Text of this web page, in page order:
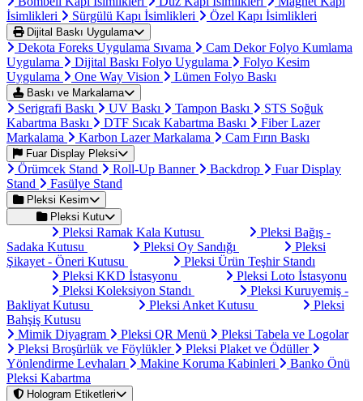
İsimlikleri
Sürgülü Kapı İsimlikleri Özel Kapı İsimlikleri
Dijital Baskı Uygulama
Dekota Foreks Uygulama Sıvama
Cam Dekor Folyo Kumlama
Uygulama
Dijital Baskı Folyo Uygulama
Folyo Kesim
Uygulama
One Way Vision Lümen Folyo Baskı
Baskı ve Markalama
Serigrafi Baskı UV Baskı Tampon Baskı
STS Soğuk
Kabartma Baskı
DTF Sıcak Kabartma Baskı
Fiber Lazer
Markalama
Karbon Lazer Markalama Cam Fırın Baskı
Fuar Display Pleksi
Örümcek Stand Roll-Up Banner Backdrop
Fuar Display
Stand
Fasülye Stand
Pleksi Kesim
Pleksi Kutu
Pleksi Ramak Kala Kutusu
Pleksi Bağış -
Sadaka Kutusu
Pleksi Oy Sandığı
Pleksi
Şikayet - Öneri Kutusu
Pleksi Ürün Teşhir Standı
Pleksi KKD İstasyonu
Pleksi Loto İstasyonu
Pleksi Koleksiyon Standı
Pleksi Kuruyemiş -
Bakliyat Kutusu
Pleksi Anket Kutusu
Pleksi
Bahşiş Kutusu
Mimik Diyagram
Pleksi QR Menü
Pleksi Tabela ve Logolar
Pleksi Broşürlük ve Föylükler
Pleksi Plaket ve Ödüller
Yönlendirme Levhaları
Makine Koruma Kabinleri
Banko Önü
Pleksi Kabartma
Hologram Etiketleri